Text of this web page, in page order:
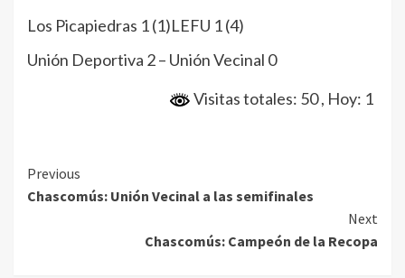
Los Picapiedras 1 (1)LEFU 1 (4)
Unión Deportiva 2 – Unión Vecinal 0
Visitas totales: 50, Hoy: 1
Continue
Reading
Previous
Chascomús: Unión Vecinal a las semifinales
Next
Chascomús: Campeón de la Recopa